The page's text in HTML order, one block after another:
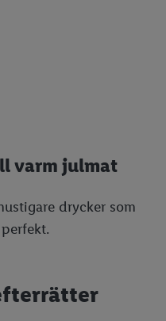
varm julmat
drycker som